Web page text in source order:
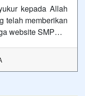
kepada Allah
telah memberikan
website SMP…